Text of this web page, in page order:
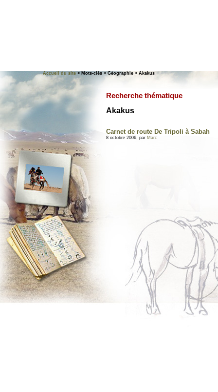
Accueil du site > Mots-clés > Géographie > Akakus
Recherche thématique
Akakus
Carnet de route De Tripoli à Sabah
8 octobre 2006, par Marc